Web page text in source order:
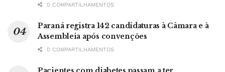
0 COMPARTILHAMENTOS
Paraná registra 142 candidaturas à Câmara e à
Assembleia após convenções
0 COMPARTILHAMENTOS